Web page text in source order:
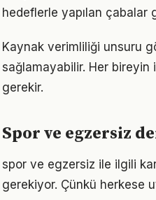
hedeflerle yapılan çabalar
Kaynak verimliliği unsuru
sağlamayabilir. Her bireyin
gerekir.
Spor ve egzersiz
spor ve egzersiz ile ilgili
gerekiyor. Çünkü herkese